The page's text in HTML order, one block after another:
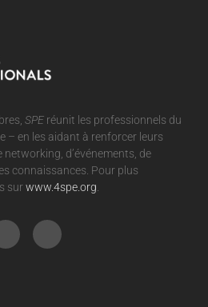
SPEréunit les professionnels du
– en les aidant à renforcer leurs
d’événements, de
connaissances. Pour plus
surwww.4spe.org.